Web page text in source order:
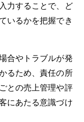
力することで、ど
いるかを把握でき
合やトラブルが発
るため、責任の所
との売上管理や評
にあたる意識づけ